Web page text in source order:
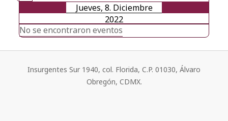
Jueves, 8. Diciembre
2022
No se encontraron eventos
Insurgentes Sur 1940, col. Florida, C.P. 01030, Álvaro
Obregón, CDMX.